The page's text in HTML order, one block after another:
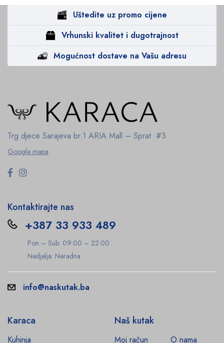
Uštedite uz promo cijene
Vrhunski kvalitet i dugotrajnost
Mogućnost dostave na Vašu adresu
Trg djece Sarajeva br.1 ARIA Mall – Sprat #3
Google mapa
Kontaktirajte nas
+387 33 933 489
Pon – Sub: 09:00 – 22:00
Nedjelja: Neradna
info@naskutak.ba
Karaca
Kuhinja
Naš kutak
Moj račun O nama